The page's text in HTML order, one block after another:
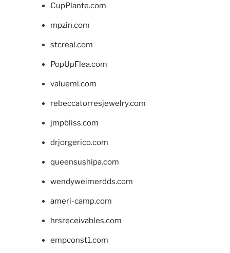
CupPlante.com
mpzin.com
stcreal.com
PopUpFlea.com
valueml.com
rebeccatorresjewelry.com
jmpbliss.com
drjorgerico.com
queensushipa.com
wendyweimerdds.com
ameri-camp.com
hrsreceivables.com
empconst1.com